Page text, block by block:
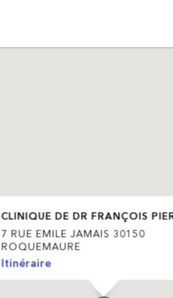
CLINIQUE DE DR FRANÇOIS
7 RUE EMILE JAMAIS 30150
ROQUEMAURE
Itinéraire